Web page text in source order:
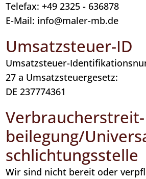
Telefax: +49 2325 - 636878
E-Mail: info@maler-mb.de
Umsatzsteuer-ID
Umsatzsteuer-
27 a Umsatzsteuergesetz:
DE 237774361
Verbraucher­streit­
beilegung/
schlichtungs­stelle
Wir sind nicht bereit oder